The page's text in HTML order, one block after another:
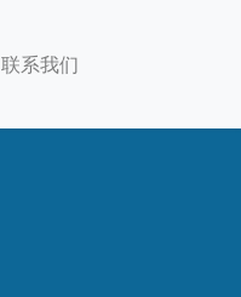
联系我们